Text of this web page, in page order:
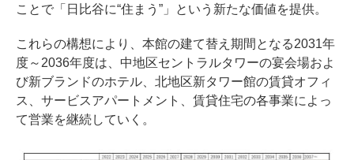
ことで「日比谷に“住まう”」という新たな価値を提供。
これらの構想により、本館の建て替え期間となる2031年
度～2036年度は、中地区セントラルタワーの宴会場およ
び新ブランドのホテル、北地区新タワー館の賃貸オフィ
ス、サービスアパートメント、賃貸住宅の各事業によっ
て営業を継続していく。